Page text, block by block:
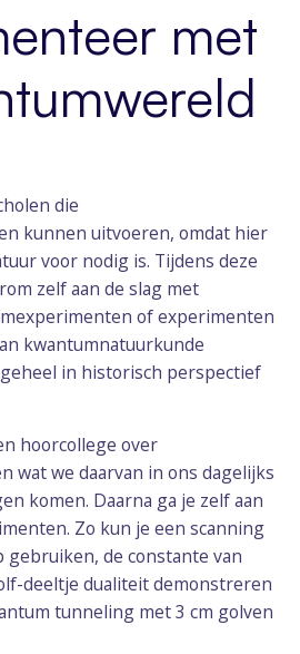
met
die
kunnen uitvoeren, omdat hier
voor nodig is. Tijdens deze
zelf aan de slag met
of experimenten
kwantumnatuurkunde
in historisch perspectief
hoorcollege over
wat we daarvan in ons dagelijks
komen. Daarna ga je zelf aan
Zo kun je een scanning
de constante van
deeltje dualiteit demonstreren
tunneling met 3 cm golven